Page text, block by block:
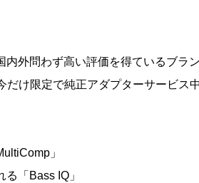
外問わず高い評価を得ているブラン
け限定で純正アダプターサービス中
」
「Bass IQ」